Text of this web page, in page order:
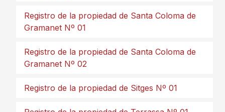
Registro de la propiedad de Santa Coloma de
Gramanet Nº 01
Registro de la propiedad de Santa Coloma de
Gramanet Nº 02
Registro de la propiedad de Sitges Nº 01